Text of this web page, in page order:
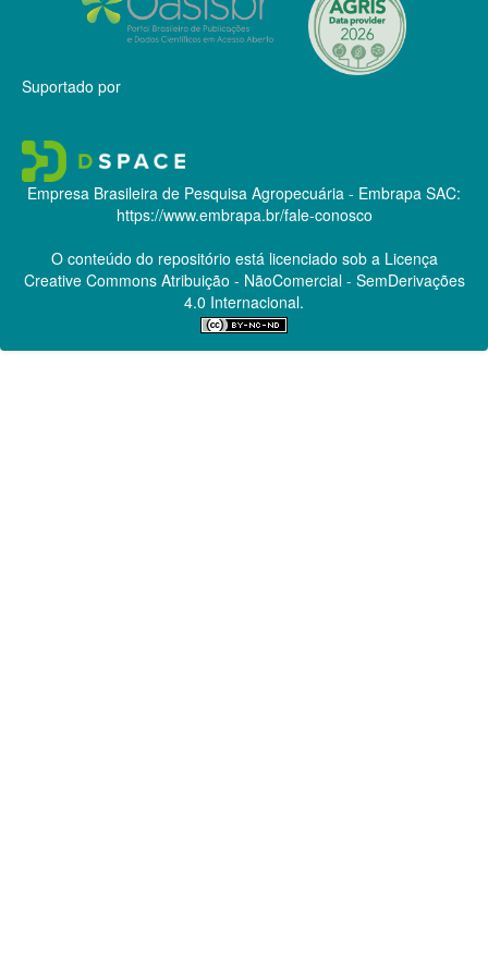
Suportado por
Empresa Brasileira de Pesquisa Agropecuária - Embrapa SAC:
https://www.embrapa.br/fale-conosco
O conteúdo do repositório está licenciado sob a Licença
Creative CommonsAtribuição - NãoComercial - SemDerivações
4.0 Internacional.